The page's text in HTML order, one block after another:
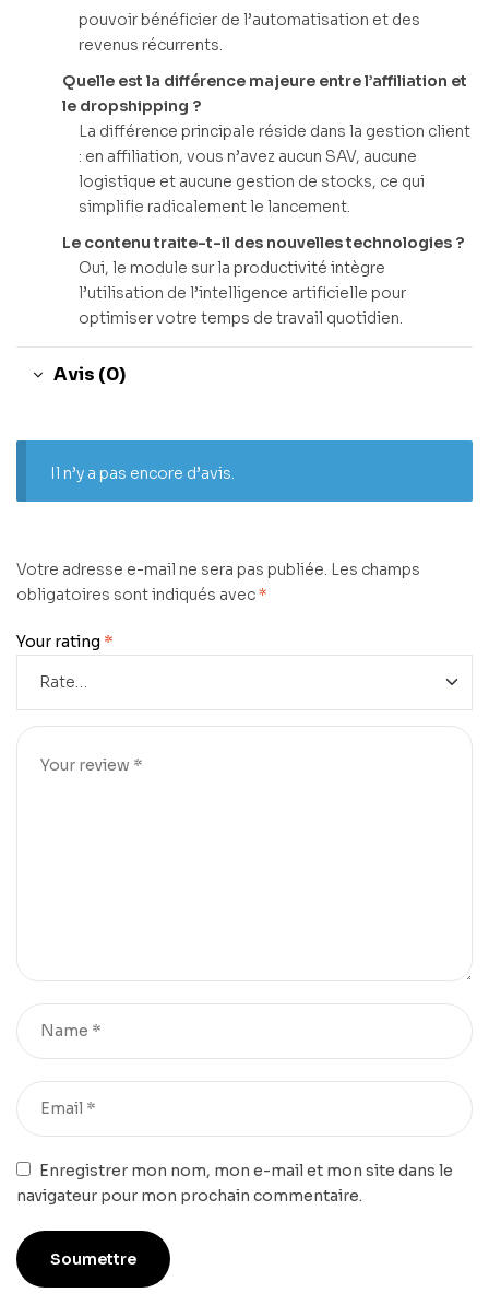
pouvoir bénéficier de l’automatisation et des
revenus récurrents.
Quelle est la différence majeure entre l’affiliation et
le dropshipping ?
La différence principale réside dans la gestion client
: en affiliation, vous n’avez aucun SAV, aucune
logistique et aucune gestion de stocks, ce qui
simplifie radicalement le lancement.
Le contenu traite-t-il des nouvelles technologies ?
Oui, le module sur la productivité intègre
l’utilisation de l’intelligence artificielle pour
optimiser votre temps de travail quotidien.
Avis (0)
Il n’y a pas encore d’avis.
Votre adresse e-mail ne sera pas publiée. Les champs
obligatoires sont indiqués avec*
Your rating *
Enregistrer mon nom, mon e-mail et mon site dans le
navigateur pour mon prochain commentaire.